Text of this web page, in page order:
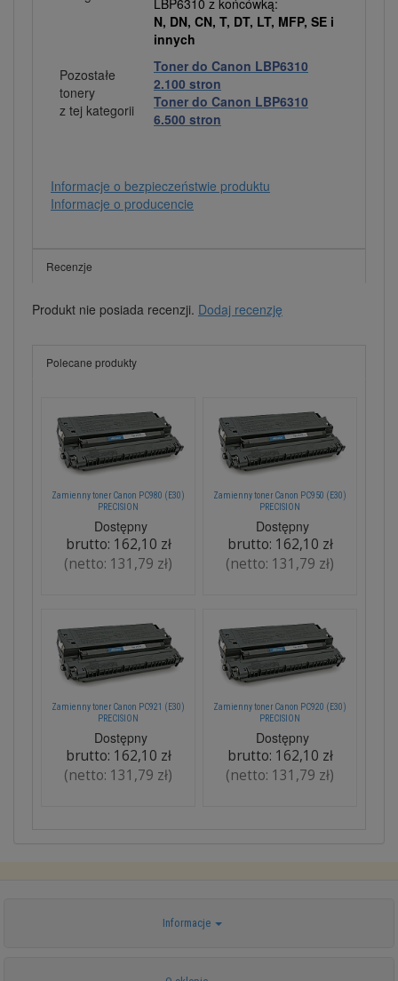
LBP6310 z końcówką:
N, DN, CN, T, DT, LT, MFP, SE i
innych
Pozostałe
tonery
z tej kategorii
Toner do Canon LBP6310
2.100 stron
Toner do Canon LBP6310
6.500 stron
Informacje o bezpieczeństwie produktu
Informacje o producencie
Recenzje
Produkt nie posiada recenzji. Dodaj recenzję
Polecane produkty
Zamienny toner Canon PC980 (E30)
PRECISION
Dostępny
brutto: 162,10 zł
(netto: 131,79 zł)
Zamienny toner Canon PC950 (E30)
PRECISION
Dostępny
brutto: 162,10 zł
(netto: 131,79 zł)
Zamienny toner Canon PC921 (E30)
PRECISION
Dostępny
brutto: 162,10 zł
(netto: 131,79 zł)
Zamienny toner Canon PC920 (E30)
PRECISION
Dostępny
brutto: 162,10 zł
(netto: 131,79 zł)
Informacje